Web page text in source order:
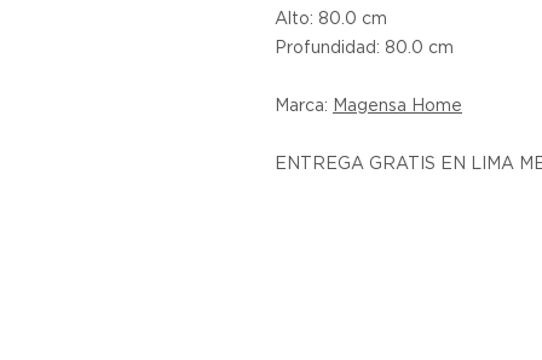
Alto: 80.0 cm
Profundidad: 80.0 cm
Marca: Magensa Home
ENTREGA GRATIS EN LIMA